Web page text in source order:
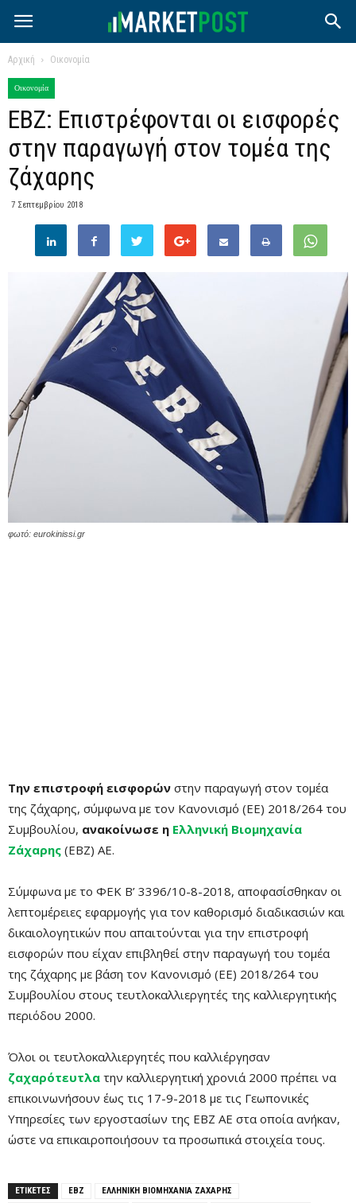
Αρχική Οικονομία
Οικονομία
EBZ: Επιστρέφονται οι εισφορές
στην παραγωγή στον τομέα της
ζάχαρης
7 Σεπτεμβρίου 2018
φωτό: eurokinissi.gr
Την επιστροφή εισφορών στην παραγωγή στον τομέα
της ζάχαρης, σύμφωνα με τον Κανονισμό (ΕΕ) 2018/264 του
Συμβουλίου, ανακοίνωσε η Ελληνική Βιομηχανία
Ζάχαρης (ΕΒΖ) ΑΕ.
Σύμφωνα με το ΦΕΚ Β’ 3396/10-8-2018, αποφασίσθηκαν οι
λεπτομέρειες εφαρμογής για τον καθορισμό διαδικασιών και
δικαιολογητικών που απαιτούνται για την επιστροφή
εισφορών που είχαν επιβληθεί στην παραγωγή του τομέα
της ζάχαρης με βάση τον Κανονισμό (ΕΕ) 2018/264 του
Συμβουλίου στους τευτλοκαλλιεργητές της καλλιεργητικής
περιόδου 2000.
Όλοι οι τευτλοκαλλιεργητές που καλλιέργησαν
ζαχαρότευτλα την καλλιεργητική χρονιά 2000 πρέπει να
επικοινωνήσουν έως τις 17-9-2018 με τις Γεωπονικές
Υπηρεσίες των εργοστασίων της ΕΒΖ ΑΕ στα οποία ανήκαν,
ώστε να επικαιροποιήσουν τα προσωπικά στοιχεία τους.
ΕΤΙΚΕΤΕΣ EBZ
ΕΛΛΗΝΙΚΗ ΒΙΟΜΗΧΑΝΙΑ ΖΑΧΑΡΗΣ